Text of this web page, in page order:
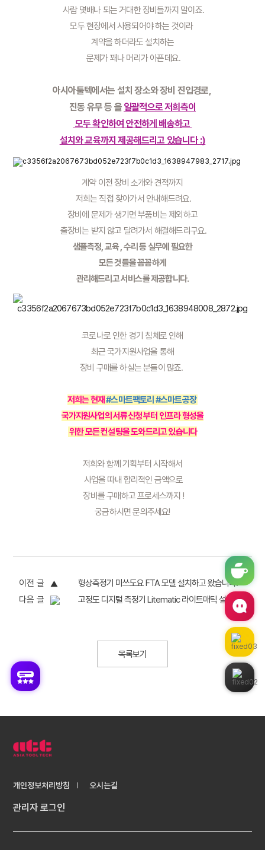
사람 몇배나 되는 거대한 장비들까지 말이죠.
모두 현장에서 사용되어야 하는 것이라
계약을 하더라도 설치하는
문제가 꽤나 머리가 아픈데요.
아시아툴텍에서는 설치 장소와 장비 진입경로,
진동 유무 등 을 일괄적으로 저희측이
모두 확인하여 안전하게 배송하고
설치와 교육까지 제공해드리고 있습니다 :)
계약 이전 장비 소개와 견적까지
저희는 직접 찾아가서 안내해드려요.
장비에 문제가 생기면 부품비는 제외하고
출장비는 받지 않고 달려가서 해결해드리구요.
샘플측정, 교육 , 수리 등 실무에 필요한
모든 것들을 꼼꼼하게
관리해드리고 서비스를 제공합니다.
코로나로 인한 경기 침체로 인해
최근 국가지원사업을 통해
장비 구매를 하실는 분들이 많죠.
저희는 현재 #스마트팩토리 #스마트공장
국가지원사업의 서류신청 부터 인프라 형성을
위한 모든 컨설팅을 도와드리고 있습니다
저희와 함께 기획부터 시작해서
사업을 따내 합리적인 금액으로
장비를 구매하고 프로세스까지 !
궁금하시면 문의주세요!
이전 글
형상측정기 미쓰도요 FTA 모델 설치하고 왔습니다.
다음 글
고정도 디지털 측정기 Litematic 라이트매틱 설치 후기, VL-50S-B
목록보기
개인정보처리방침 오시는길
관리자 로그인